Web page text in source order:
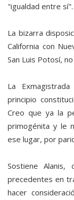
"igualdad entre sí".
La bizarra
California con
San Luis Potosí,
La
principio
Creo que ya la
primogénita y le
ese lugar, por
Sostiene
precedentes en
hacer